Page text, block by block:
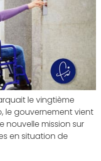
le vingtième
le gouvernement vient
nouvelle mission sur
en situation de